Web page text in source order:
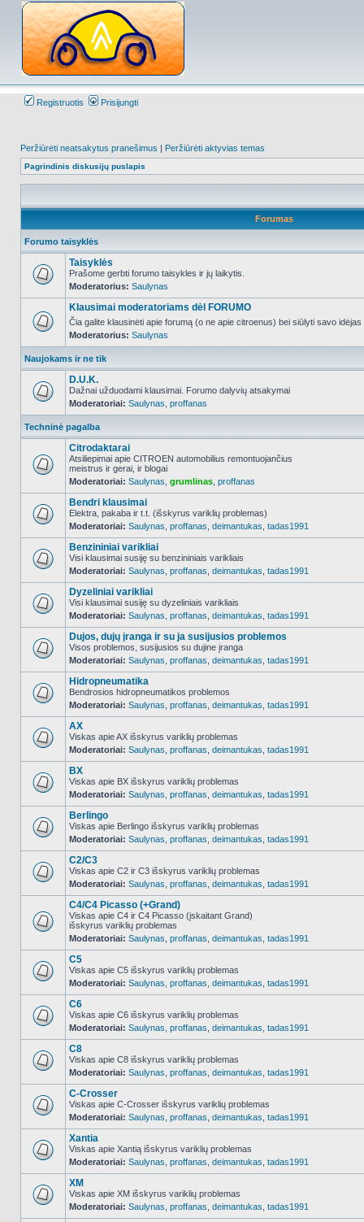
Registruotis Prisijungti
Peržiūrėti neatsakytus pranešimus | Peržiūrėti aktyvias temas
Pagrindinis diskusijų puslapis
Forumas
Forumo taisyklės
NO_UNREAD_POSTS
Taisyklės
Prašome gerbti forumo taisykles ir jų laikytis.
Moderatorius: Saulynas
NO_UNREAD_POSTS
Klausimai moderatoriams dėl FORUMO
Čia galite klausinėti apie forumą (o ne apie citroenus) bei siūlyti savo
Moderatorius: Saulynas
Naujokams ir ne tik
NO_UNREAD_POSTS
D.U.K.
Dažnai užduodami klausimai. Forumo dalyvių atsakymai
Moderatoriai: Saulynas proffanas
Techninė pagalba
NO_UNREAD_POSTS
Citrodaktarai
Atsiliepimai apie CITROEN automobilius remontuojančius
meistrus ir gerai, ir blogai
Moderatoriai: Saulynas grumlinas proffanas
NO_UNREAD_POSTS
Bendri klausimai
Elektra, pakaba ir t.t. (išskyrus variklių problemas)
Moderatoriai: Saulynas proffanas deimantukas tadas1991
NO_UNREAD_POSTS
Benzininiai varikliai
Visi klausimai susiję su benzininiais varikliais
Moderatoriai: Saulynas proffanas deimantukas tadas1991
NO_UNREAD_POSTS
Dyzeliniai varikliai
Visi klausimai susiję su dyzeliniais varikliais
Moderatoriai: Saulynas proffanas deimantukas tadas1991
NO_UNREAD_POSTS
Dujos, dujų įranga ir su ja susijusios problemos
Visos problemos, susijusios su dujine įranga
Moderatoriai: Saulynas proffanas deimantukas tadas1991
NO_UNREAD_POSTS
Hidropneumatika
Bendrosios hidropneumatikos problemos
Moderatoriai: Saulynas proffanas deimantukas tadas1991
NO_UNREAD_POSTS
AX
Viskas apie AX išskyrus variklių problemas
Moderatoriai: Saulynas proffanas deimantukas tadas1991
NO_UNREAD_POSTS
BX
Viskas apie BX išskyrus variklių problemas
Moderatoriai: Saulynas proffanas deimantukas tadas1991
NO_UNREAD_POSTS
Berlingo
Viskas apie Berlingo išskyrus variklių problemas
Moderatoriai: Saulynas proffanas deimantukas tadas1991
NO_UNREAD_POSTS
C2/C3
Viskas apie C2 ir C3 išskyrus variklių problemas
Moderatoriai: Saulynas proffanas deimantukas tadas1991
NO_UNREAD_POSTS
C4/C4 Picasso (+Grand)
Viskas apie C4 ir C4 Picasso (įskaitant Grand)
išskyrus variklių problemas
Moderatoriai: Saulynas proffanas deimantukas tadas1991
NO_UNREAD_POSTS
C5
Viskas apie C5 išskyrus variklių problemas
Moderatoriai: Saulynas proffanas deimantukas tadas1991
NO_UNREAD_POSTS
C6
Viskas apie C6 išskyrus variklių problemas
Moderatoriai: Saulynas proffanas deimantukas tadas1991
NO_UNREAD_POSTS
C8
Viskas apie C8 išskyrus variklių problemas
Moderatoriai: Saulynas proffanas deimantukas tadas1991
NO_UNREAD_POSTS
C-Crosser
Viskas apie C-Crosser išskyrus variklių problemas
Moderatoriai: Saulynas proffanas deimantukas tadas1991
NO_UNREAD_POSTS
Xantia
Viskas apie Xantią išskyrus variklių problemas
Moderatoriai: Saulynas proffanas deimantukas tadas1991
NO_UNREAD_POSTS
XM
Viskas apie XM išskyrus variklių problemas
Moderatoriai: Saulynas proffanas deimantukas tadas1991